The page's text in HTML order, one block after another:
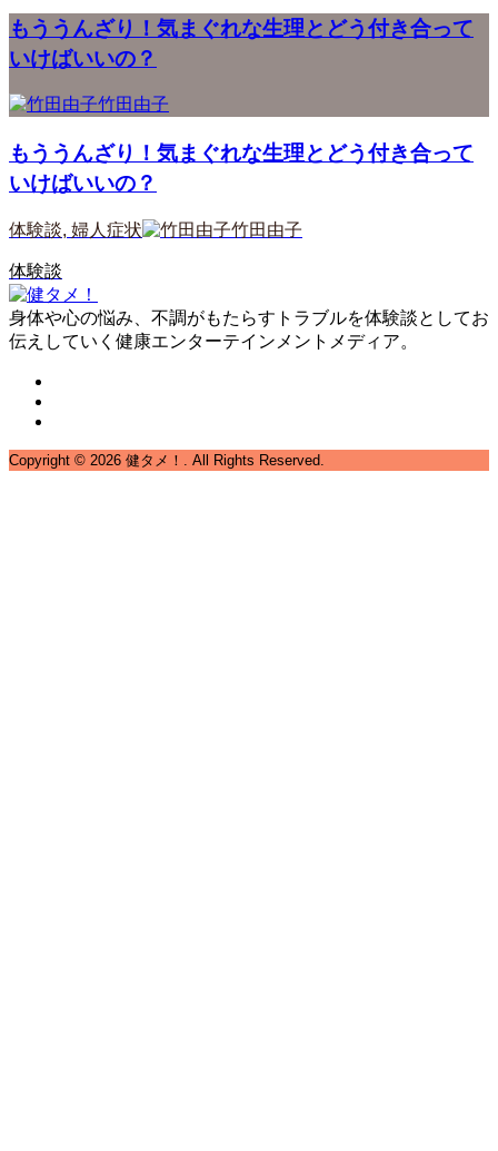
もううんざり！気まぐれな生理とどう付き合って
いけばいいの？
竹田由子
もううんざり！気まぐれな生理とどう付き合って
いけばいいの？
体験談, 婦人症状 竹田由子
体験談
身体や心の悩み、不調がもたらすトラブルを体験談としてお
伝えしていく健康エンターテインメントメディア。
Copyright © 2026 健タメ！. All Rights Reserved.